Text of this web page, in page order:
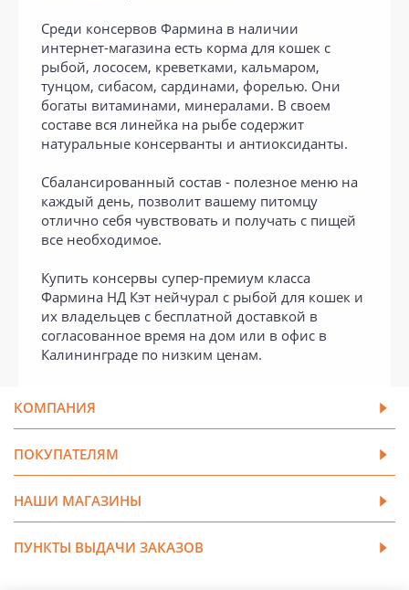
Среди консервов Фармина в наличии
интернет-магазина есть корма для кошек с
рыбой, лососем, креветками, кальмаром,
тунцом, сибасом, сардинами, форелью. Они
богаты витаминами, минералами. В своем
составе вся линейка на рыбе содержит
натуральные консерванты и антиоксиданты.
Сбалансированный состав - полезное меню на
каждый день, позволит вашему питомцу
отлично себя чувствовать и получать с пищей
все необходимое.
Купить консервы супер-премиум класса
Фармина НД Кэт нейчурал с рыбой для кошек и
их владельцев с бесплатной доставкой в
согласованное время на дом или в офис в
Калининграде по низким ценам.
КОМПАНИЯ
ПОКУПАТЕЛЯМ
НАШИ МАГАЗИНЫ
ПУНКТЫ ВЫДАЧИ ЗАКАЗОВ